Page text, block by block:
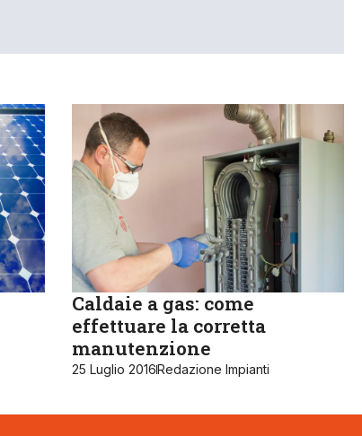
Caldaie a gas: come
effettuare la corretta
manutenzione
25 Luglio 2016Redazione Impianti